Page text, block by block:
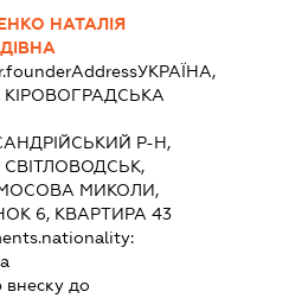
НАТАЛІЯ
УКРАЇНА,
КІРОВОГРАДСЬКА
Р-Н,
СВІТЛОВОДСЬК,
МИКОЛИ,
6, КВАРТИРА 43
внеску до